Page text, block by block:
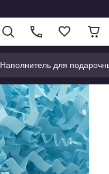
Наполнитель для